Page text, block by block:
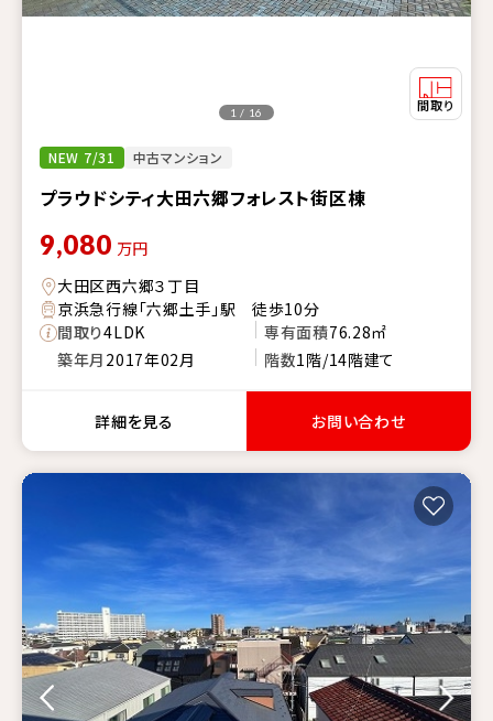
NEW 7/31 中古マンション
プラウドシティ大田六郷フォレスト街区棟
1 / 16
9,080 万円
大田区西六郷３丁目
京浜急行線「六郷土手」駅 徒歩10分
間取り4LDK 専有面積76.28㎡
築年月 2017年02月 階数1階/14階建て
詳細を見る お問い合わせ